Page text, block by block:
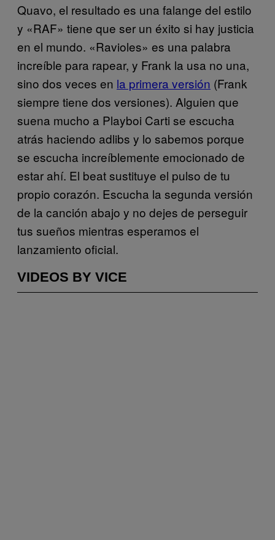
Quavo, el resultado es una falange del estilo
y «RAF» tiene que ser un éxito si hay justicia
en el mundo. «Ravioles» es una palabra
increíble para rapear, y Frank la usa no una,
sino dos veces en la primera versión (Frank
siempre tiene dos versiones). Alguien que
suena mucho a Playboi Carti se escucha
atrás haciendo adlibs y lo sabemos porque
se escucha increíblemente emocionado de
estar ahí. El beat sustituye el pulso de tu
propio corazón. Escucha la segunda versión
de la canción abajo y no dejes de perseguir
tus sueños mientras esperamos el
lanzamiento oficial.
VIDEOS BY VICE